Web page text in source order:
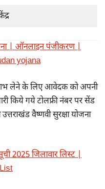
| ऑनलाइन पंजीकरण |
yojana
लाभ लेने के लिए आवेदक को अपनी
किये गये टोलफ्री नंबर पर सेंड
वैष्णवी सुरक्षा योजना
2025 जिलावार लिस्ट |